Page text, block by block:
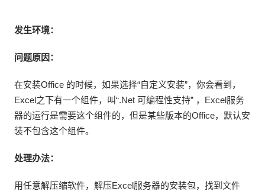
发生环境：
问题原因：
在安装Office 的时候，如果选择“自定义安装”，你会看到，
Excel之下有一个组件，叫“.Net 可编程性支持” ，Excel服务
器的运行是需要这个组件的，但是某些版本的Office，默认安
装不包含这个组件。
处理办法：
用任意解压缩软件，解压Excel服务器的安装包，找到文件